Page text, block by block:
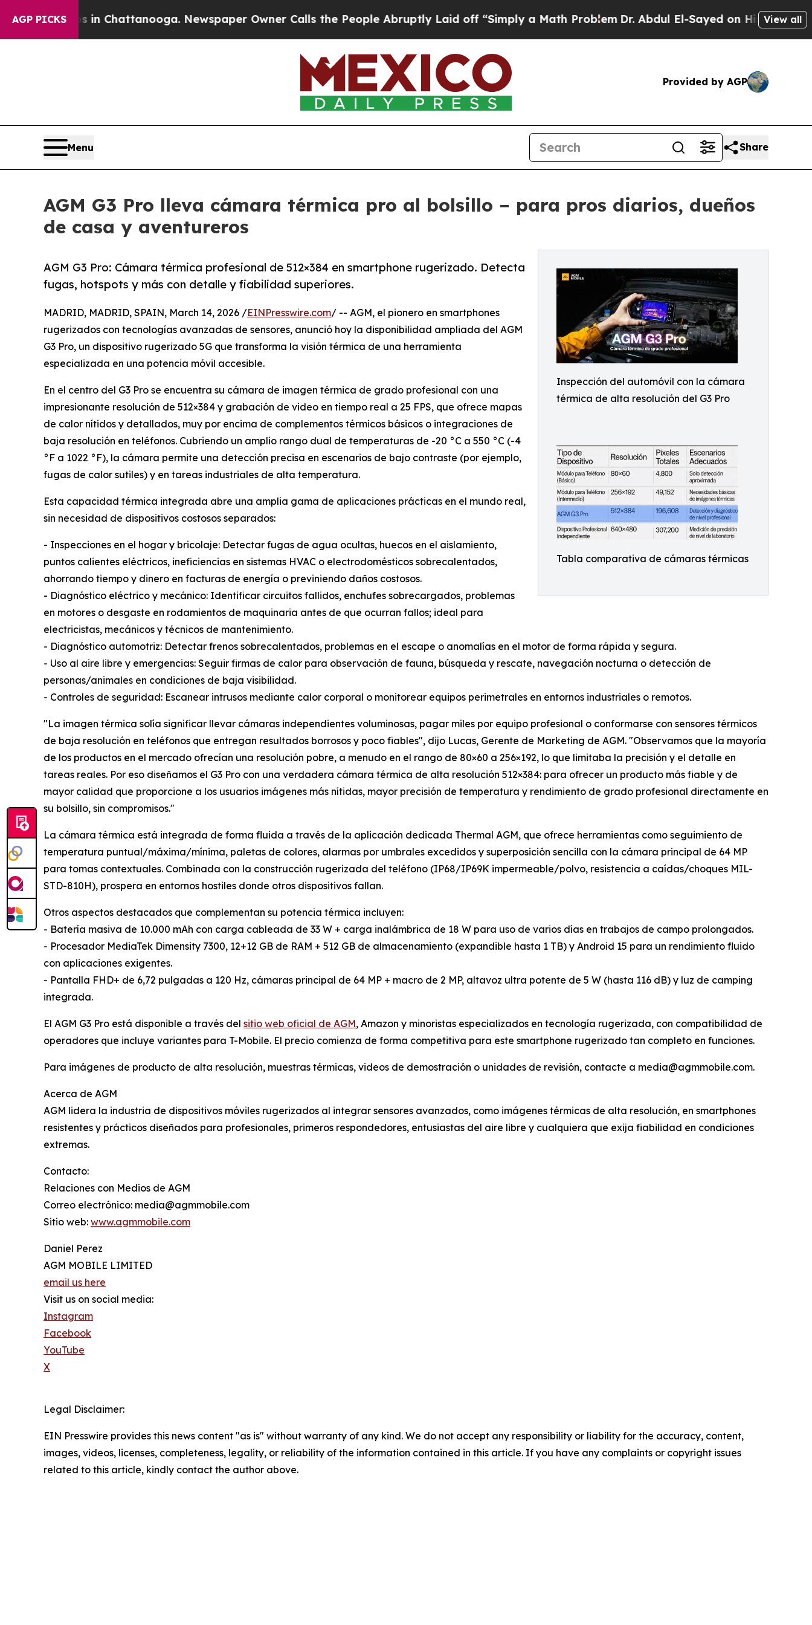
AGP PICKS
Chaos in Chattanooga. Newspaper Owner Calls the People Abruptly Laid off “Simply a Math Problem Dr. Abdul El-Sayed on Historic Michigan
View all
Provided by AGP
Menu Share
AGM G3 Pro lleva cámara térmica pro al bolsillo – para pros diarios, dueños
de casa y aventureros
Inspección del automóvil con la cámara
térmica de alta resolución del G3 Pro
Tabla comparativa de cámaras térmicas
AGM G3 Pro: Cámara térmica profesional de 512×384 en smartphone rugerizado. Detecta
fugas, hotspots y más con detalle y fiabilidad superiores.
MADRID, MADRID, SPAIN, March 14, 2026 /EINPresswire.com/ -- AGM, el pionero en smartphones
rugerizados con tecnologías avanzadas de sensores, anunció hoy la disponibilidad ampliada del AGM
G3 Pro, un dispositivo rugerizado 5G que transforma la visión térmica de una herramienta
especializada en una potencia móvil accesible.
En el centro del G3 Pro se encuentra su cámara de imagen térmica de grado profesional con una
impresionante resolución de 512×384 y grabación de video en tiempo real a 25 FPS, que ofrece mapas
de calor nítidos y detallados, muy por encima de complementos térmicos básicos o integraciones de
baja resolución en teléfonos. Cubriendo un amplio rango dual de temperaturas de -20 °C a 550 °C (-4
°F a 1022 °F), la cámara permite una detección precisa en escenarios de bajo contraste (por ejemplo,
fugas de calor sutiles) y en tareas industriales de alta temperatura.
Esta capacidad térmica integrada abre una amplia gama de aplicaciones prácticas en el mundo real,
sin necesidad de dispositivos costosos separados:
- Inspecciones en el hogar y bricolaje: Detectar fugas de agua ocultas, huecos en el aislamiento,
puntos calientes eléctricos, ineficiencias en sistemas HVAC o electrodomésticos sobrecalentados,
ahorrando tiempo y dinero en facturas de energía o previniendo daños costosos.
- Diagnóstico eléctrico y mecánico: Identificar circuitos fallidos, enchufes sobrecargados, problemas
en motores o desgaste en rodamientos de maquinaria antes de que ocurran fallos; ideal para
electricistas, mecánicos y técnicos de mantenimiento.
- Diagnóstico automotriz: Detectar frenos sobrecalentados, problemas en el escape o anomalías en el motor de forma rápida y segura.
- Uso al aire libre y emergencias: Seguir firmas de calor para observación de fauna, búsqueda y rescate, navegación nocturna o detección de
personas/animales en condiciones de baja visibilidad.
- Controles de seguridad: Escanear intrusos mediante calor corporal o monitorear equipos perimetrales en entornos industriales o remotos.
"La imagen térmica solía significar llevar cámaras independientes voluminosas, pagar miles por equipo profesional o conformarse con sensores térmicos
de baja resolución en teléfonos que entregan resultados borrosos y poco fiables", dijo Lucas, Gerente de Marketing de AGM. "Observamos que la mayoría
de los productos en el mercado ofrecían una resolución pobre, a menudo en el rango de 80×60 a 256×192, lo que limitaba la precisión y el detalle en
tareas reales. Por eso diseñamos el G3 Pro con una verdadera cámara térmica de alta resolución 512×384: para ofrecer un producto más fiable y de
mayor calidad que proporcione a los usuarios imágenes más nítidas, mayor precisión de temperatura y rendimiento de grado profesional directamente en
su bolsillo, sin compromisos."
La cámara térmica está integrada de forma fluida a través de la aplicación dedicada Thermal AGM, que ofrece herramientas como seguimiento de
temperatura puntual/máxima/mínima, paletas de colores, alarmas por umbrales excedidos y superposición sencilla con la cámara principal de 64 MP
para tomas contextuales. Combinada con la construcción rugerizada del teléfono (IP68/IP69K impermeable/polvo, resistencia a caídas/choques MIL-
STD-810H), prospera en entornos hostiles donde otros dispositivos fallan.
Otros aspectos destacados que complementan su potencia térmica incluyen:
- Batería masiva de 10.000 mAh con carga cableada de 33 W + carga inalámbrica de 18 W para uso de varios días en trabajos de campo prolongados.
- Procesador MediaTek Dimensity 7300, 12+12 GB de RAM + 512 GB de almacenamiento (expandible hasta 1 TB) y Android 15 para un rendimiento fluido
con aplicaciones exigentes.
- Pantalla FHD+ de 6,72 pulgadas a 120 Hz, cámaras principal de 64 MP + macro de 2 MP, altavoz ultra potente de 5 W (hasta 116 dB) y luz de camping
integrada.
El AGM G3 Pro está disponible a través del sitio web oficial de AGM, Amazon y minoristas especializados en tecnología rugerizada, con compatibilidad de
operadores que incluye variantes para T-Mobile. El precio comienza de forma competitiva para este smartphone rugerizado tan completo en funciones.
Para imágenes de producto de alta resolución, muestras térmicas, videos de demostración o unidades de revisión, contacte a media@agmmobile.com.
Acerca de AGM
AGM lidera la industria de dispositivos móviles rugerizados al integrar sensores avanzados, como imágenes térmicas de alta resolución, en smartphones
resistentes y prácticos diseñados para profesionales, primeros respondedores, entusiastas del aire libre y cualquiera que exija fiabilidad en condiciones
extremas.
Contacto:
Relaciones con Medios de AGM
Correo electrónico: media@agmmobile.com
Sitio web: www.agmmobile.com
Daniel Perez
AGM MOBILE LIMITED
email us here
Visit us on social media:
Instagram
Facebook
YouTube
X
Legal Disclaimer:
EIN Presswire provides this news content "as is" without warranty of any kind. We do not accept any responsibility or liability for the accuracy, content,
images, videos, licenses, completeness, legality, or reliability of the information contained in this article. If you have any complaints or copyright issues
related to this article, kindly contact the author above.